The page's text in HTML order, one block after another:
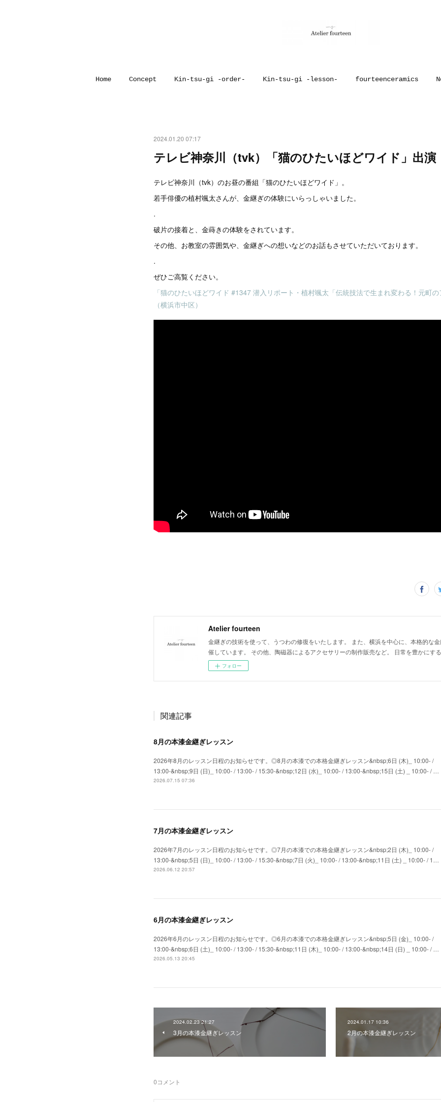
Home Concept Kin-tsu-gi -order- Kin-tsu-gi -lesson- fourteenceramics
2024.01.20 07:17
テレビ神奈川（tvk）「猫のひたいほどワイド」出演
テレビ神奈川（tvk）のお昼の番組「猫のひたいほどワイド」。
若手俳優の植村颯太さんが、金継ぎの体験にいらっしゃいました。
.
破片の接着と、金蒔きの体験をされています。
その他、お教室の雰囲気や、金継ぎへの想いなどのお話もさせていただいております。
.
ぜひご高覧ください。
「猫のひたいほどワイド #1347 潜入リポート・植村颯太「伝統技法で生まれ変わる！元町の
（横浜市中区）
Atelier fourteen
金継ぎの技術を使って、うつわの修復をいたします。 また、横浜を中心に、本格的な
催しています。 その他、陶磁器によるアクセサリーの制作販売など。 日常を豊かにする
フォロー
関連記事
8月の本漆金継ぎレッスン
2026年8月のレッスン日程のお知らせです。◎8月の本漆での本格金継ぎレッスン&nbsp;6日 (木)_ 10:00- /
13:00-&nbsp;9日 (日)_ 10:00- / 13:00- / 15:30-&nbsp;12日 (水)_ 10:00- / 13:00-&nbsp;15日 (土) _ 10:00- / …
2026.07.15 07:36
7月の本漆金継ぎレッスン
2026年7月のレッスン日程のお知らせです。◎7月の本漆での本格金継ぎレッスン&nbsp;2日 (木)_ 10:00- /
13:00-&nbsp;5日 (日)_ 10:00- / 13:00- / 15:30-&nbsp;7日 (火)_ 10:00- / 13:00-&nbsp;11日 (土) _ 10:00- / 1…
2026.06.12 20:57
6月の本漆金継ぎレッスン
2026年6月のレッスン日程のお知らせです。◎6月の本漆での本格金継ぎレッスン&nbsp;5日 (金)_ 10:00- /
13:00-&nbsp;6日 (土)_ 10:00- / 13:00- / 15:30-&nbsp;11日 (木)_ 10:00- / 13:00-&nbsp;14日 (日) _ 10:00- / …
2026.05.13 20:45
2024.02.23 21:27
3月の本漆金継ぎレッスン
2024.01.17 10:36
2月の本漆金継ぎレッスン
0コメント